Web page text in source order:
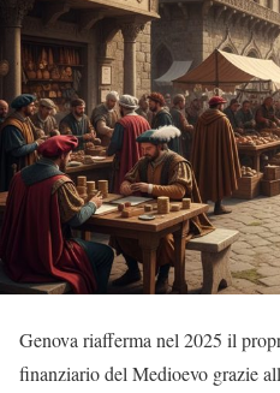
Genova riafferma nel 2025 il
finanziario del Medioevo grazie